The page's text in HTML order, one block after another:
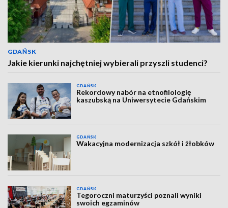
GDAŃSK
Jakie kierunki najchętniej wybierali przyszli studenci?
GDAŃSK
Rekordowy nabór na etnofilologię
kaszubską na Uniwersytecie Gdańskim
GDAŃSK
Wakacyjna modernizacja szkół i żłobków
GDAŃSK
Tegoroczni maturzyści poznali wyniki
swoich egzaminów